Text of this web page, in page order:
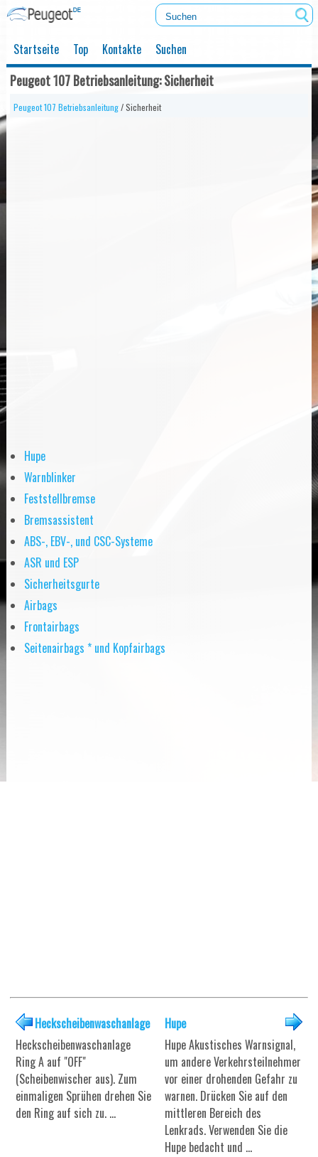
Startseite Top Kontakte Suchen
Peugeot 107 Betriebsanleitung: Sicherheit
Peugeot 107 Betriebsanleitung/ Sicherheit
Hupe
Warnblinker
Feststellbremse
Bremsassistent
ABS-, EBV-, und CSC-Systeme
ASR und ESP
Sicherheitsgurte
Airbags
Frontairbags
Seitenairbags * und Kopfairbags
Heckscheibenwaschanlage
Heckscheibenwaschanlage
Ring A auf "OFF"
(Scheibenwischer aus). Zum
einmaligen Sprühen drehen Sie
den Ring auf sich zu. ...
Hupe
Hupe Akustisches Warnsignal,
um andere Verkehrsteilnehmer
vor einer drohenden Gefahr zu
warnen. Drücken Sie auf den
mittleren Bereich des
Lenkrads. Verwenden Sie die
Hupe bedacht und ...